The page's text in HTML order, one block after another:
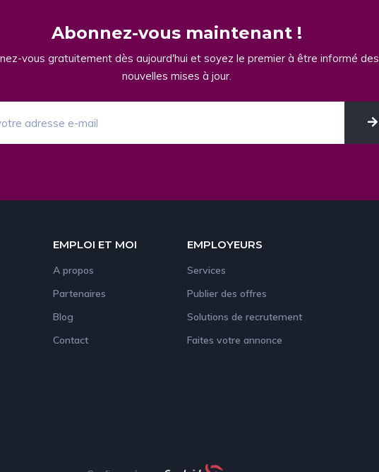
Abonnez-vous maintenant !
vous gratuitement dès aujourd'hui et soyez le premier à être informé des
nouvelles mises à jour.
EMPLOI ET MOI
A propos
Partenaires
Blog
Contact
EMPLOYEURS
Services
Publier des offres
Solutions de recrutement
Faites votre annonce